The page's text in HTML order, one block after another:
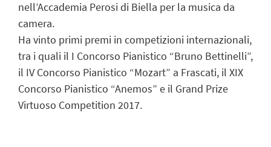
nell’Accademia Perosi di Biella per la musica da
camera.
Ha vinto primi premi in competizioni internazionali,
tra i quali il I Concorso Pianistico “Bruno Bettinelli”,
il IV Concorso Pianistico “Mozart” a Frascati, il XIX
Concorso Pianistico “Anemos” e il Grand Prize
Virtuoso Competition 2017.